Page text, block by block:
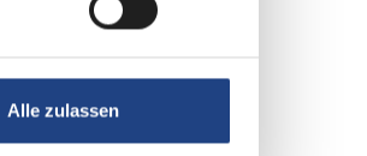
Alle zulassen